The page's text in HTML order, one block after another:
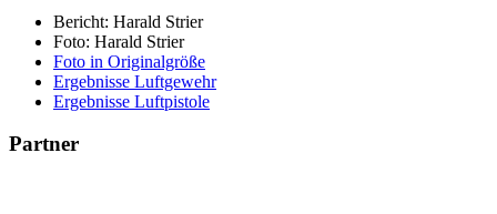
Bericht: Harald Strier
Foto: Harald Strier
Foto in Originalgröße
Ergebnisse Luftgewehr
Ergebnisse Luftpistole
Partner